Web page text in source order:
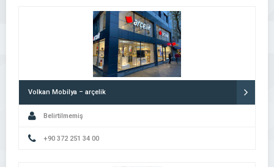
Volkan Mobilya – arçelik
Belirtilmemiş
+90 372 251 34 00